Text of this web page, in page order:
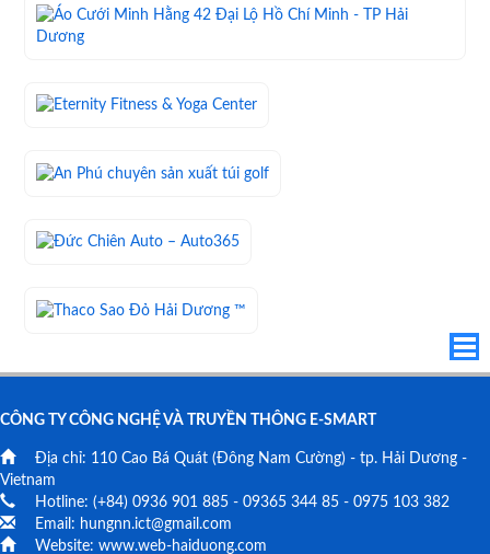
CÔNG TY CÔNG NGHỆ VÀ TRUYỀN THÔNG E-SMART
Địa chỉ: 110 Cao Bá Quát (Đông Nam Cường) - tp. Hải Dương -
Vietnam
Hotline: (+84) 0936 901 885 - 09365 344 85 - 0975 103 382
Email: hungnn.ict@gmail.com
Website: www.web-haiduong.com